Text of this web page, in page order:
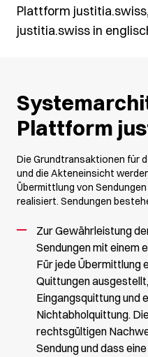
Plattform
justitia.swiss in
Plattform
Die Grundtransaktionen für
und die Akteneinsicht
Übermittlung von
realisiert. Sendungen
Zur Gewährleistung
Sendungen mit einem
Für jede Übermittlung
Quittungen
Eingangsquittung und
Nichtabholquittung.
rechtsgültigen
Sendung und dass